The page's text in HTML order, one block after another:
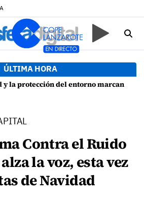
ÚLTIMA HORA
del entorno marcan la planificación de las Fiestas de La Caleta de Famara
Contra el Ruido
la voz, esta vez
de Navidad